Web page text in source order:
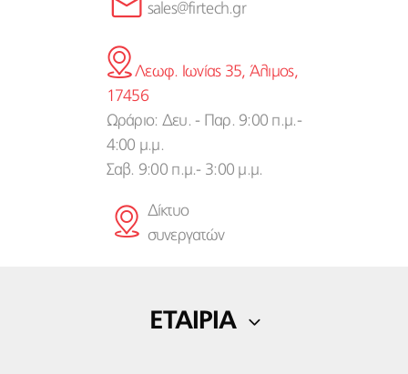
sales@firtech.gr
Λεωφ. Ιωνίας 35, Άλιμος,
17456
Ωράριο: Δευ. - Παρ. 9:00 π.μ.-
4:00 μ.μ.
Σαβ. 9:00 π.μ.- 3:00 μ.μ.
Δίκτυο
συνεργατών
ΕΤΑΙΡΙΑ